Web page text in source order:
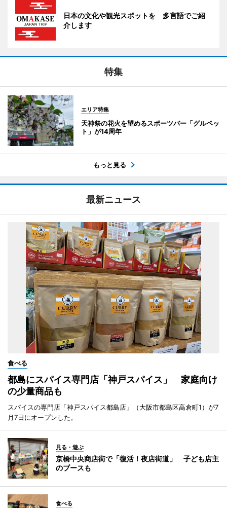
日本の文化や観光スポットを 多言語でご紹
介します
特集
エリア特集
天神祭の花火を望めるスポーツバー「グルペッ
ト」が14周年
もっと見る
最新ニュース
食べる
都島にスパイス専門店「神戸スパイス」 家庭向け
の少量商品も
スパイスの専門店「神戸スパイス都島店」（大阪市都島区高倉町1）が7
月7日にオープンした。
見る・遊ぶ
京橋中央商店街で「復活！夜店街道」 子ども店主
のブースも
食べる